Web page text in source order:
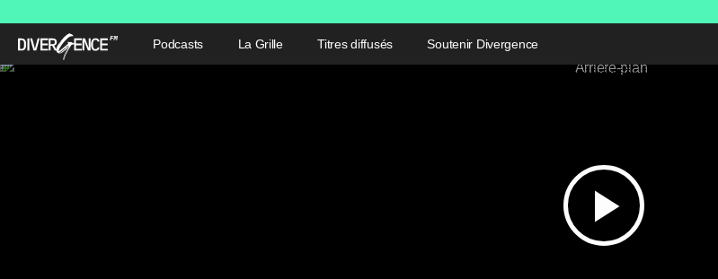
Podcasts La Grille Titres diffusés Soutenir Divergence
play_arrow